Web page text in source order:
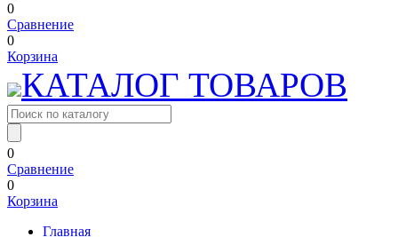
0
Сравнение
0
Корзина
КАТАЛОГ ТОВАРОВ
0
Сравнение
0
Корзина
Главная